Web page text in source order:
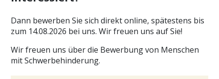
Dann bewerben Sie sich direkt online, spätestens bis
zum 14.08.2026 bei uns. Wir freuen uns auf Sie!
Wir freuen uns über die Bewerbung von Menschen
mit Schwerbehinderung.